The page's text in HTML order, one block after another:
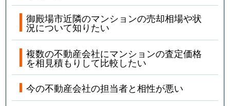
御殿場市近隣のマンションの売却相場や状
況について知りたい
複数の不動産会社にマンションの査定価格
を相見積もりして比較したい
今の不動産会社の担当者と相性が悪い